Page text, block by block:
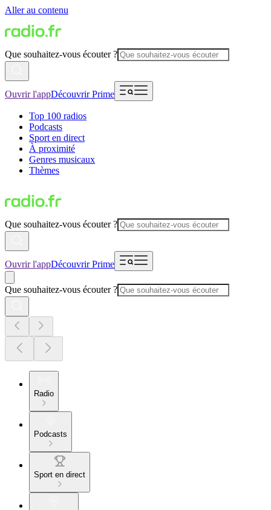
Aller au contenu
Que souhaitez-vous écouter ?
Ouvrir l'appDécouvrir Prime
Top 100 radios
Podcasts
Sport en direct
À proximité
Genres musicaux
Thèmes
Que souhaitez-vous écouter ?
Ouvrir l'appDécouvrir Prime
Que souhaitez-vous écouter ?
Radio
Podcasts
Sport en direct